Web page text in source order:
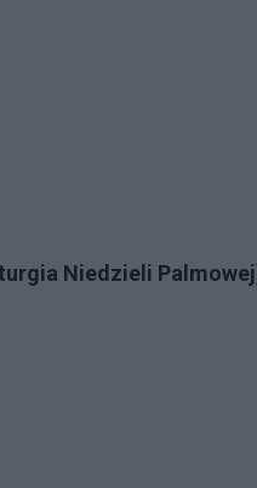
Niedzieli